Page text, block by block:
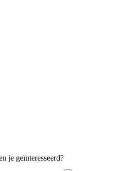
je geïnteresseerd?